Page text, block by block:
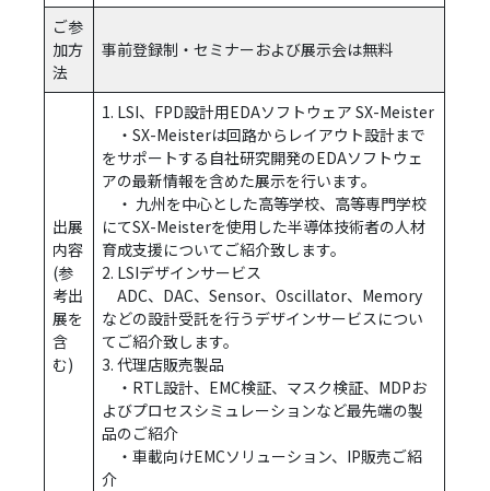
ご参
加方
法
事前登録制・セミナーおよび展示会は無料
出展
内容
(参
考出
展を
含
む)
1. LSI、FPD設計用EDAソフトウェア SX-Meister
・SX-Meisterは回路からレイアウト設計まで
をサポートする自社研究開発のEDAソフトウェ
アの最新情報を含めた展示を行います。
・ 九州を中心とした高等学校、高等専門学校
にてSX-Meisterを使用した半導体技術者の人材
育成支援についてご紹介致します。
2. LSIデザインサービス
ADC、DAC、Sensor、Oscillator、Memory
などの設計受託を行うデザインサービスについ
てご紹介致します。
3. 代理店販売製品
・RTL設計、EMC検証、マスク検証、MDPお
よびプロセスシミュレーションなど最先端の製
品のご紹介
・車載向けEMCソリューション、IP販売ご紹
介